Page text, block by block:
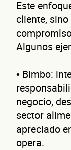
Este
cliente,
Algunos
• Bimbo:
negocio,
sector
apreciado
opera.